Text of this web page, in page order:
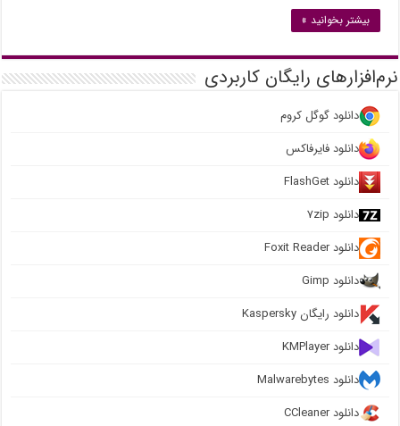
بیشتر بخوانید »
نرم‌افزارهای رایگان کاربردی
دانلود گوگل کروم
دانلود فایرفاکس
دانلود FlashGet
دانلود ۷zip
دانلود Foxit Reader
دانلود Gimp
دانلود رایگان Kaspersky
دانلود KMPlayer
دانلود Malwarebytes
دانلود CCleaner